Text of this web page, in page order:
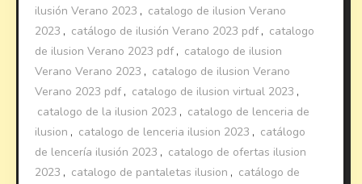
ilusión Verano 2023 , catalogo de ilusion Verano
2023 , catálogo de ilusión Verano 2023 pdf , catalogo
de ilusion Verano 2023 pdf , catalogo de ilusion
Verano Verano 2023 , catalogo de ilusion Verano
Verano 2023 pdf , catalogo de ilusion virtual 2023 ,
catalogo de la ilusion 2023 , catalogo de lenceria de
ilusion , catalogo de lenceria ilusion 2023 , catálogo
de lencería ilusión 2023 , catalogo de ofertas ilusion
2023 , catalogo de pantaletas ilusion , catálogo de